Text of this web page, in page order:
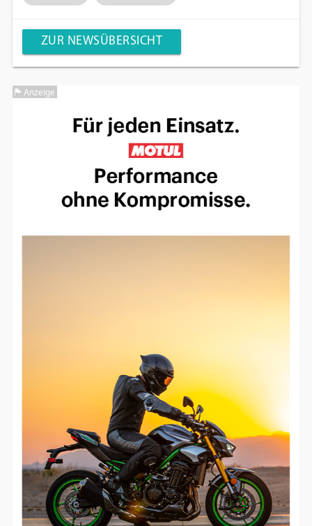
ZUR NEWSÜBERSICHT
Anzeige